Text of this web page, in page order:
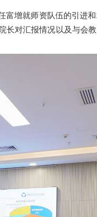
富增就师资队伍的引进
长对汇报情况以及与会